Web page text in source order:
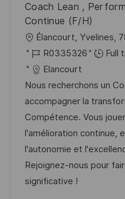
o d
o
s
Coach Lean ,
Continue (F/H)
o
c
a
l
i
s
a
t
i
Élancourt, Yvelines,
R
é
f
é
r
e
n
c
e
R0335326 Full
Elancourt
Nous recherchons un
accompagner la
Compétence. Vous
l'amélioration continue,
l'autonomie et
Rejoignez-nous pour
significative !